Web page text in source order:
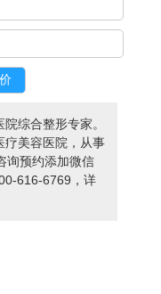
综合整形专家。
疗美容医院，从事
询预约添加微信
616-6769，详